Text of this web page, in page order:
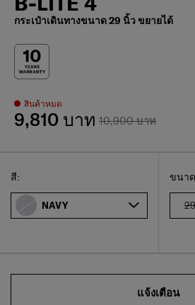
กระเป๋าเดินทางขนาด 29 นิ้ว ขยายได้
สินค้าหมด
10,900 บาท
9,810 บาท
เลือก
Select
ขนา
Select
สี:
NAVY
แจ้งเตือน